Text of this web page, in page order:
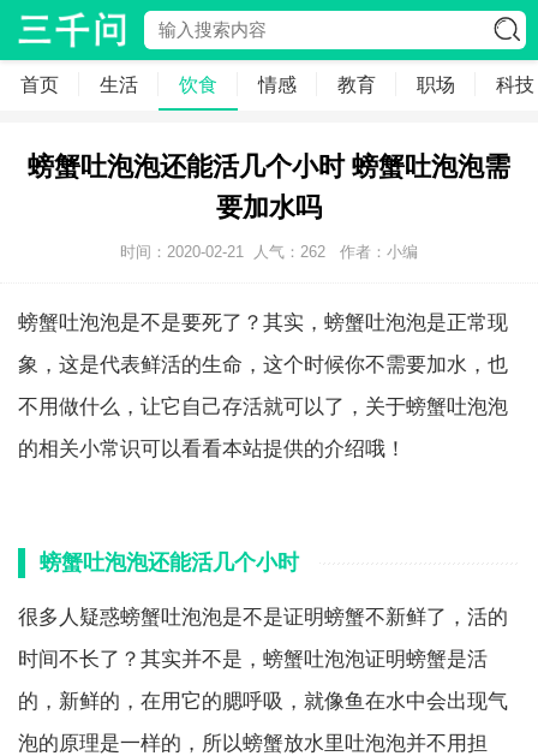
首页 生活 饮食 情感 教育 职场 科技
螃蟹吐泡泡还能活几个小时 螃蟹吐泡泡需
要加水吗
时间：2020-02-21 人气： 262 作者：小编
螃蟹吐泡泡是不是要死了？其实，螃蟹吐泡泡是正常现
象，这是代表鲜活的生命，这个时候你不需要加水，也
不用做什么，让它自己存活就可以了，关于螃蟹吐泡泡
的相关小常识可以看看本站提供的介绍哦！
螃蟹吐泡泡还能活几个小时
很多人疑惑螃蟹吐泡泡是不是证明螃蟹不新鲜了，活的
时间不长了？其实并不是，螃蟹吐泡泡证明螃蟹是活
的，新鲜的，在用它的腮呼吸，就像鱼在水中会出现气
泡的原理是一样的，所以螃蟹放水里吐泡泡并不用担